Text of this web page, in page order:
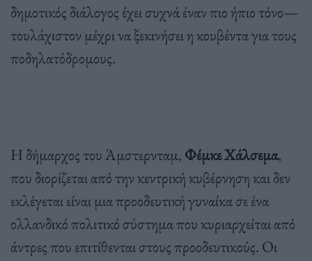
δημοτικός διάλογος έχει συχνά έναν πιο ήπιο τόνο—
τουλάχιστον μέχρι να ξεκινήσει η κουβέντα για τους
ποδηλατόδρομους.
Η δήμαρχος του Άμστερνταμ, Φέμκε Χάλσεμα,
που διορίζεται από την κεντρική κυβέρνηση και δεν
εκλέγεται είναι μια προοδευτική γυναίκα σε ένα
ολλανδικό πολιτικό σύστημα που κυριαρχείται από
άντρες που επιτίθενται στους προοδευτικούς. Οι